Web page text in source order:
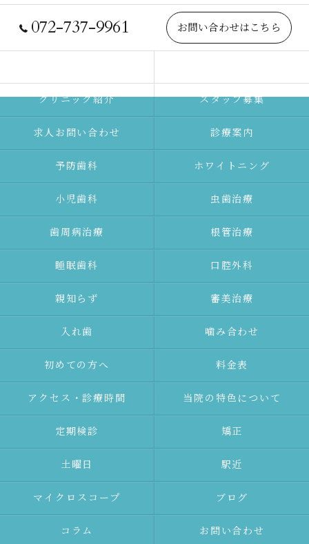
072-737-9961 お問い合わせはこちら
クリニック紹介 スタッフ募集
求人お問い合わせ 診療案内
予防⻭科 ホワイトニング
⼩児⻭科 ⾍⻭治療
⻭周病治療 根管治療
睡眠歯科 口腔外科
親知らず 審美治療
⼊れ⻭ 噛み合わせ
初めての⽅へ 料金表
アクセス・診療時間 当院の特色について
定期検診 矯正
土曜日 駅近
マイクロスコープ ブログ
コラム お問い合わせ